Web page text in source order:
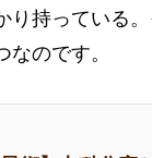
り持っている
のです。